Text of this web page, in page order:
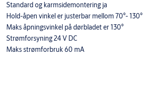
Standard og karmsidemontering ja
Hold-åpen vinkel er justerbar mellom 70°- 130°
Maks åpningsvinkel på dørbladet er 130°
Strømforsyning 24 V DC
Maks strømforbruk 60 mA